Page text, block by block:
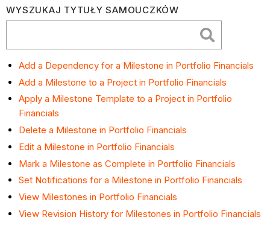
WYSZUKAJ TYTUŁY SAMOUCZKÓW
Add a Dependency for a Milestone in Portfolio Financials
Add a Milestone to a Project in Portfolio Financials
Apply a Milestone Template to a Project in Portfolio
Financials
Delete a Milestone in Portfolio Financials
Edit a Milestone in Portfolio Financials
Mark a Milestone as Complete in Portfolio Financials
Set Notifications for a Milestone in Portfolio Financials
View Milestones in Portfolio Financials
View Revision History for Milestones in Portfolio Financials